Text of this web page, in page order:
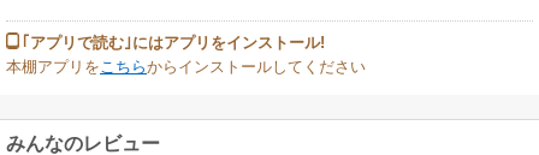
｢アプリで読む｣にはアプリをインストール!
本棚アプリを こちらからインストールしてください
みんなのレビュー